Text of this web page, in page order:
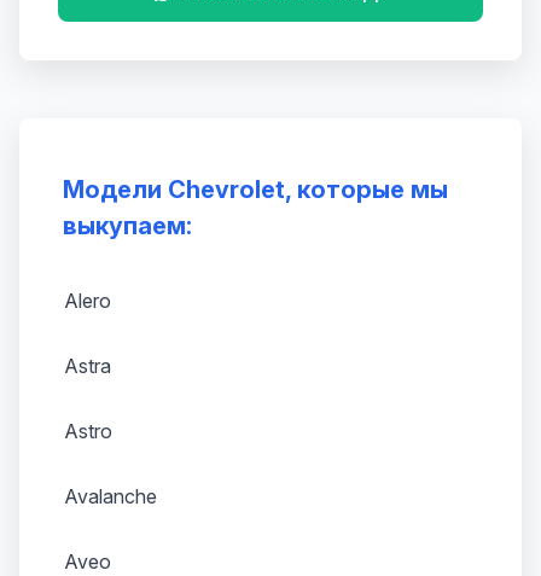
Модели Chevrolet, которые мы
выкупаем:
Alero
Astra
Astro
Avalanche
Aveo